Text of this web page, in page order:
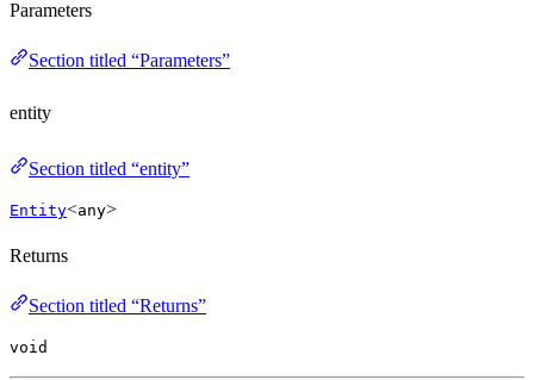
Parameters
Section titled “Parameters”
entity
Section titled “entity”
Entity<any>
Returns
Section titled “Returns”
void